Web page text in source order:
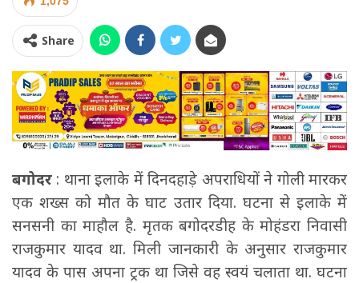
Share
बगोदर : थाना इलाके में दिनदहाड़े अपराधियों ने गोली मारकर
एक शख्स को मौत के घाट उतार दिया. घटना से इलाके में
सनसनी का माहौल है. मृतक बगोदरडीह के मोहंडरा निवासी
राजकुमार यादव था. मिली जानकारी के अनुसार राजकुमार
यादव के पास अपना ट्रक था जिसे वह स्वयं चलाता था. घटना